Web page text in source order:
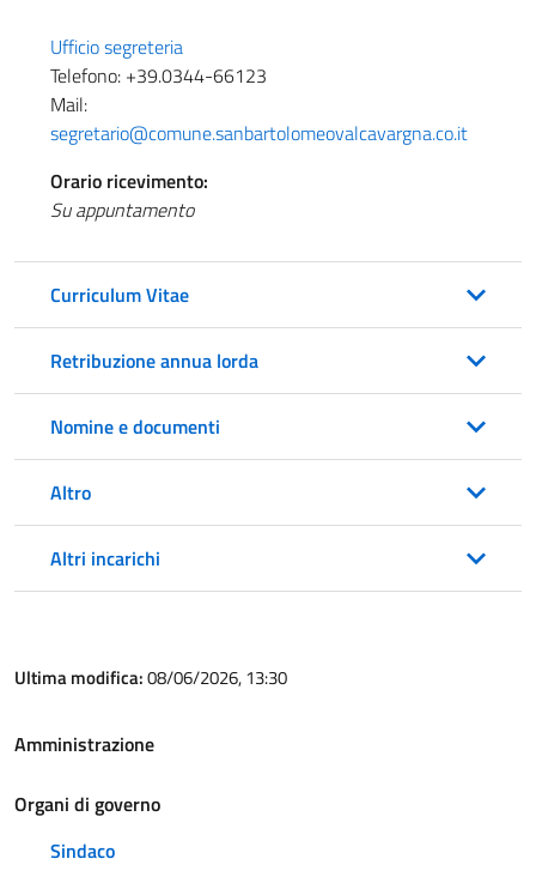
Ufficio segreteria
Telefono: +39.0344-66123
Mail:
segretario@comune.sanbartolomeovalcavargna.co.it
Orario ricevimento:
Su appuntamento
Curriculum Vitae
Retribuzione annua lorda
Nomine e documenti
Altro
Altri incarichi
Ultima modifica:08/06/2026, 13:30
Amministrazione
Organi di governo
Sindaco